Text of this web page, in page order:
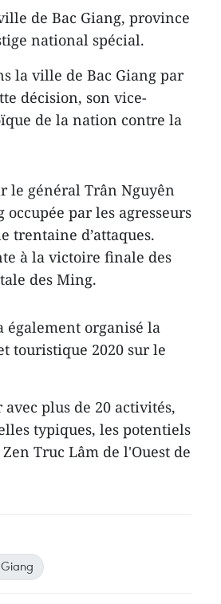
de Bac Giang, province
national spécial.
la ville de Bac Giang par
décision, son vice-
de la nation contre la
le général Trân Nguyên
par les agresseurs
trentaine d’attaques.
à la victoire finale des
des Ming.
également organisé la
touristique 2020 sur le
plus de 20 activités,
typiques, les potentiels
Truc Lâm de l'Ouest de